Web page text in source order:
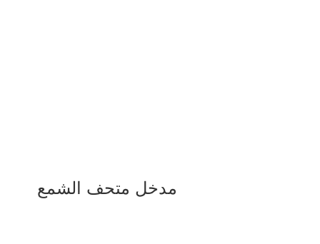
مدخل متحف الشمع